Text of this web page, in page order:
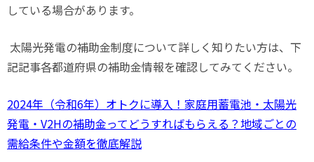
している場合があります。
太陽光発電の補助金制度について詳しく知りたい方は、下
記記事各都道府県の補助金情報を確認してみてください。
2024年（令和6年）オトクに導入！家庭用蓄電池・太陽光
発電・V2Hの補助金ってどうすればもらえる？地域ごとの
需給条件や金額を徹底解説